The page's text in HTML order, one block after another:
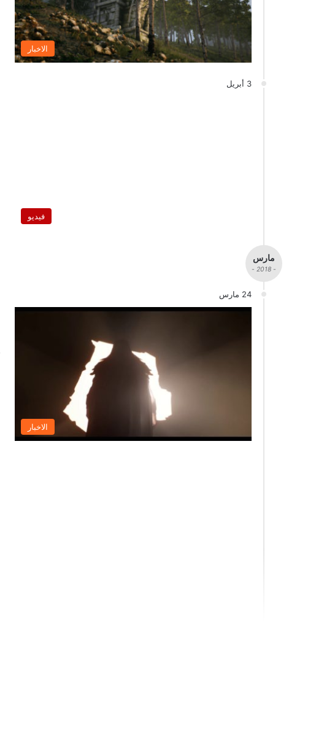
الاخبار
3 أبريل
فيديو
مارس
- 2018 -
24 مارس
الاخبار